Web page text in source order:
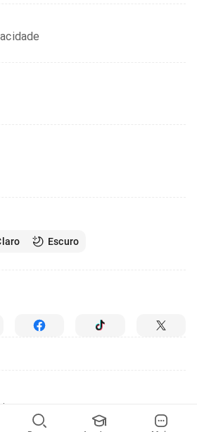
Escuro
ensino de música do Brasil